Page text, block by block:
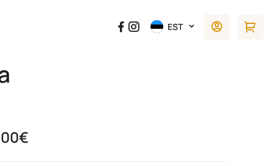
EST
€